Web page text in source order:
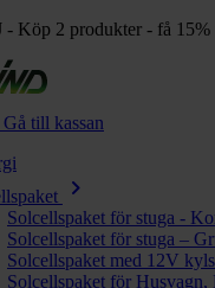
Köp 2 produkter - få 15%
Gå till kassan
chevron_right
Solcellspaket för stuga -
Solcellspaket för stuga –
Solcellspaket med 12V
Solcellspaket för